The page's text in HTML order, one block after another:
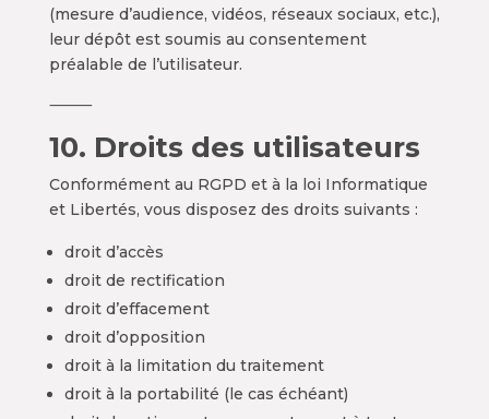
(mesure d’audience, vidéos, réseaux sociaux, etc.),
leur dépôt est soumis au consentement
préalable de l’utilisateur.
⸻
10. Droits des utilisateurs
Conformément au RGPD et à la loi Informatique
et Libertés, vous disposez des droits suivants :
droit d’accès
droit de rectification
droit d’effacement
droit d’opposition
droit à la limitation du traitement
droit à la portabilité (le cas échéant)